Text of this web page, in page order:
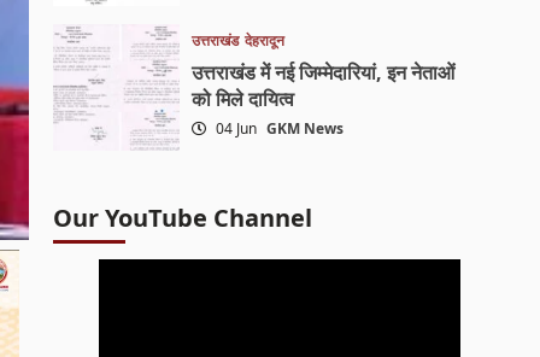
उत्तराखंड देहरादून
उत्तराखंड में नई जिम्मेदारियां, इन नेताओं
को मिले दायित्व
04 Jun GKM News
Our YouTube Channel